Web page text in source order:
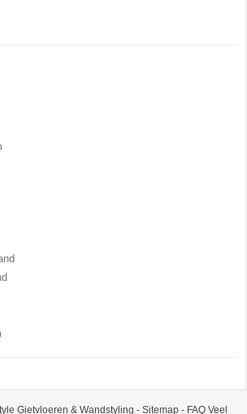
Gietvloeren & Wandstyling - Sitemap- FAQ Veel